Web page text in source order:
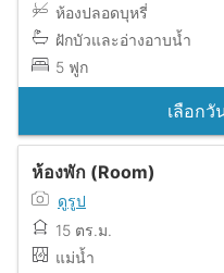
ห้องปลอดบุหรี่
ฝักบัวและอ่างอาบน้ำ
5 ฟูก
เลือกวั
ห้องพัก (Room)
ดูรูป
15 ตร.ม.
แม่น้ำ